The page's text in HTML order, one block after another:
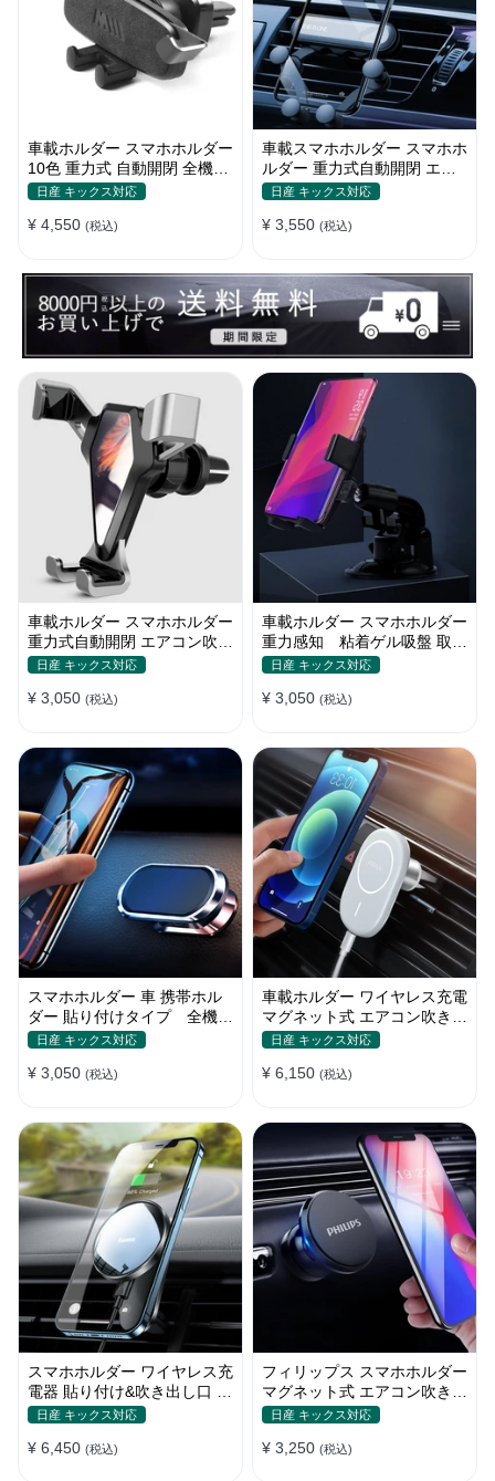
車載ホルダー スマホホルダー
10色 重力式 自動開閉 全機
種 ミニ 片手操作 全機種
日産 キックス対応
¥ 4,550 (税込)
車載スマホホルダー スマホホ
ルダー 重力式自動開閉 エア
コン吹き出し口用 シンプル
日産 キックス対応
¥ 3,550 (税込)
車載ホルダー スマホホルダー
重力式自動開閉 エアコン吹き
出し口用 全機種
日産 キックス対応
¥ 3,050 (税込)
車載ホルダー スマホホルダー
重力感知 粘着ゲル吸盤 取り
付け簡単 360度回転
日産 キックス対応
¥ 3,050 (税込)
スマホホルダー 車 携帯ホル
ダー 貼り付けタイプ 全機種
電波干渉なし 自由回転 合金
日産 キックス対応
¥ 3,050 (税込)
車載ホルダー ワイヤレス充電
マグネット式 エアコン吹き出
し口用 スマホ iPhone
日産 キックス対応
¥ 6,150 (税込)
スマホホルダー ワイヤレス充
電器 貼り付け&吹き出し口 マ
グネット式 magsafe 全機種
日産 キックス対応
¥ 6,450 (税込)
フィリップス スマホホルダー
マグネット式 エアコン吹き出
し口 全機種
日産 キックス対応
¥ 3,250 (税込)